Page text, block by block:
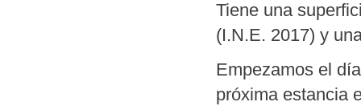
Tiene una
(I.N.E. 2017) y
Empezamos el
próxima estancia